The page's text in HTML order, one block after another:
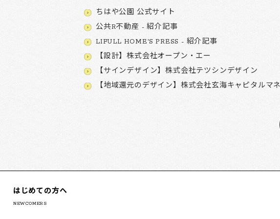
ちはや公園 公式サイト
公共R不動産 - 紹介記事
LIFULL HOME'S PRESS - 紹介記事
【設計】株式会社オープン・エー
【サインデザイン】株式会社テツシンデザイン
【地域還元のデザイン】株式会社玄海キャピタルマ
はじめての方へ
NEWCOMERS